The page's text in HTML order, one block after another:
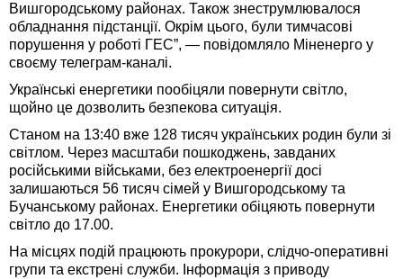
Вишгородському районах. Також знеструмлювалося
обладнання підстанції. Окрім цього, були тимчасові
порушення у роботі ГЕС”, — повідомляло Міненерго у
своєму телеграм-каналі.
Українські енергетики пообіцяли повернути світло,
щойно це дозволить безпекова ситуація.
Станом на 13:40 вже 128 тисяч українських родин були зі
світлом. Через масштаби пошкоджень, завданих
російськими військами, без електроенергії досі
залишаються 56 тисяч сімей у Вишгородському та
Бучанському районах. Енергетики обіцяють повернути
світло до 17.00.
На місцях подій працюють прокурори, слідчо-оперативні
групи та екстрені служби. Інформація з приводу